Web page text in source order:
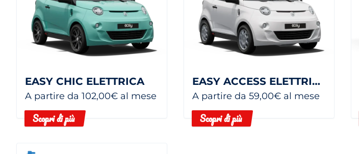
EASY CHIC ELETTRICA
A partire da 102,00€ al mese
Scopri di più
EASY ACCESS ELETTRICA
A partire da 59,00€ al mese
Scopri di più